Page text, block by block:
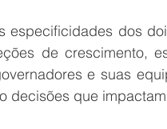
especificidades dos
de crescimento,
e suas
decisões que